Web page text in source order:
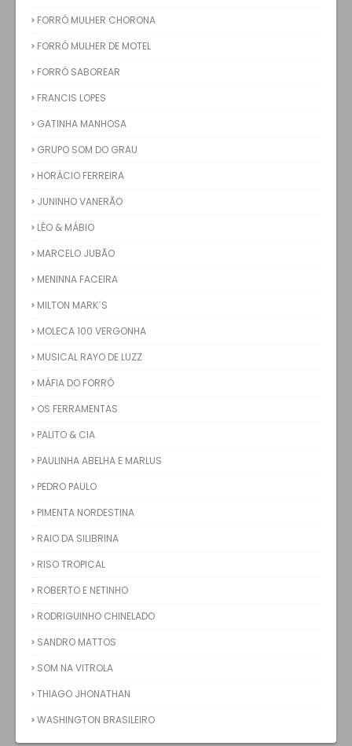
FORRÓ MULHER CHORONA
FORRÓ MULHER DE MOTEL
FORRÓ SABOREAR
FRANCIS LOPES
GATINHA MANHOSA
GRUPO SOM DO GRAU
HORÁCIO FERREIRA
JUNINHO VANERÃO
LÉO & MÁBIO
MARCELO JUBÃO
MENINNA FACEIRA
MILTON MARK´S
MOLECA 100 VERGONHA
MUSICAL RAYO DE LUZZ
MÁFIA DO FORRÓ
OS FERRAMENTAS
PALITO & CIA
PAULINHA ABELHA E MARLUS
PEDRO PAULO
PIMENTA NORDESTINA
RAIO DA SILIBRINA
RISO TROPICAL
ROBERTO E NETINHO
RODRIGUINHO CHINELADO
SANDRO MATTOS
SOM NA VITROLA
THIAGO JHONATHAN
WASHINGTON BRASILEIRO